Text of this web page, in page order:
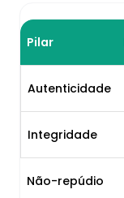
Pilar
Autenticidade
Integridade
Não-repúdio